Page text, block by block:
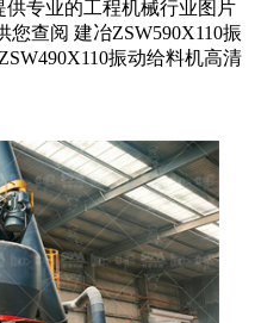
专业的工程机械行业图片
您查阅 建冶ZSW590X110振
振动给料机高清